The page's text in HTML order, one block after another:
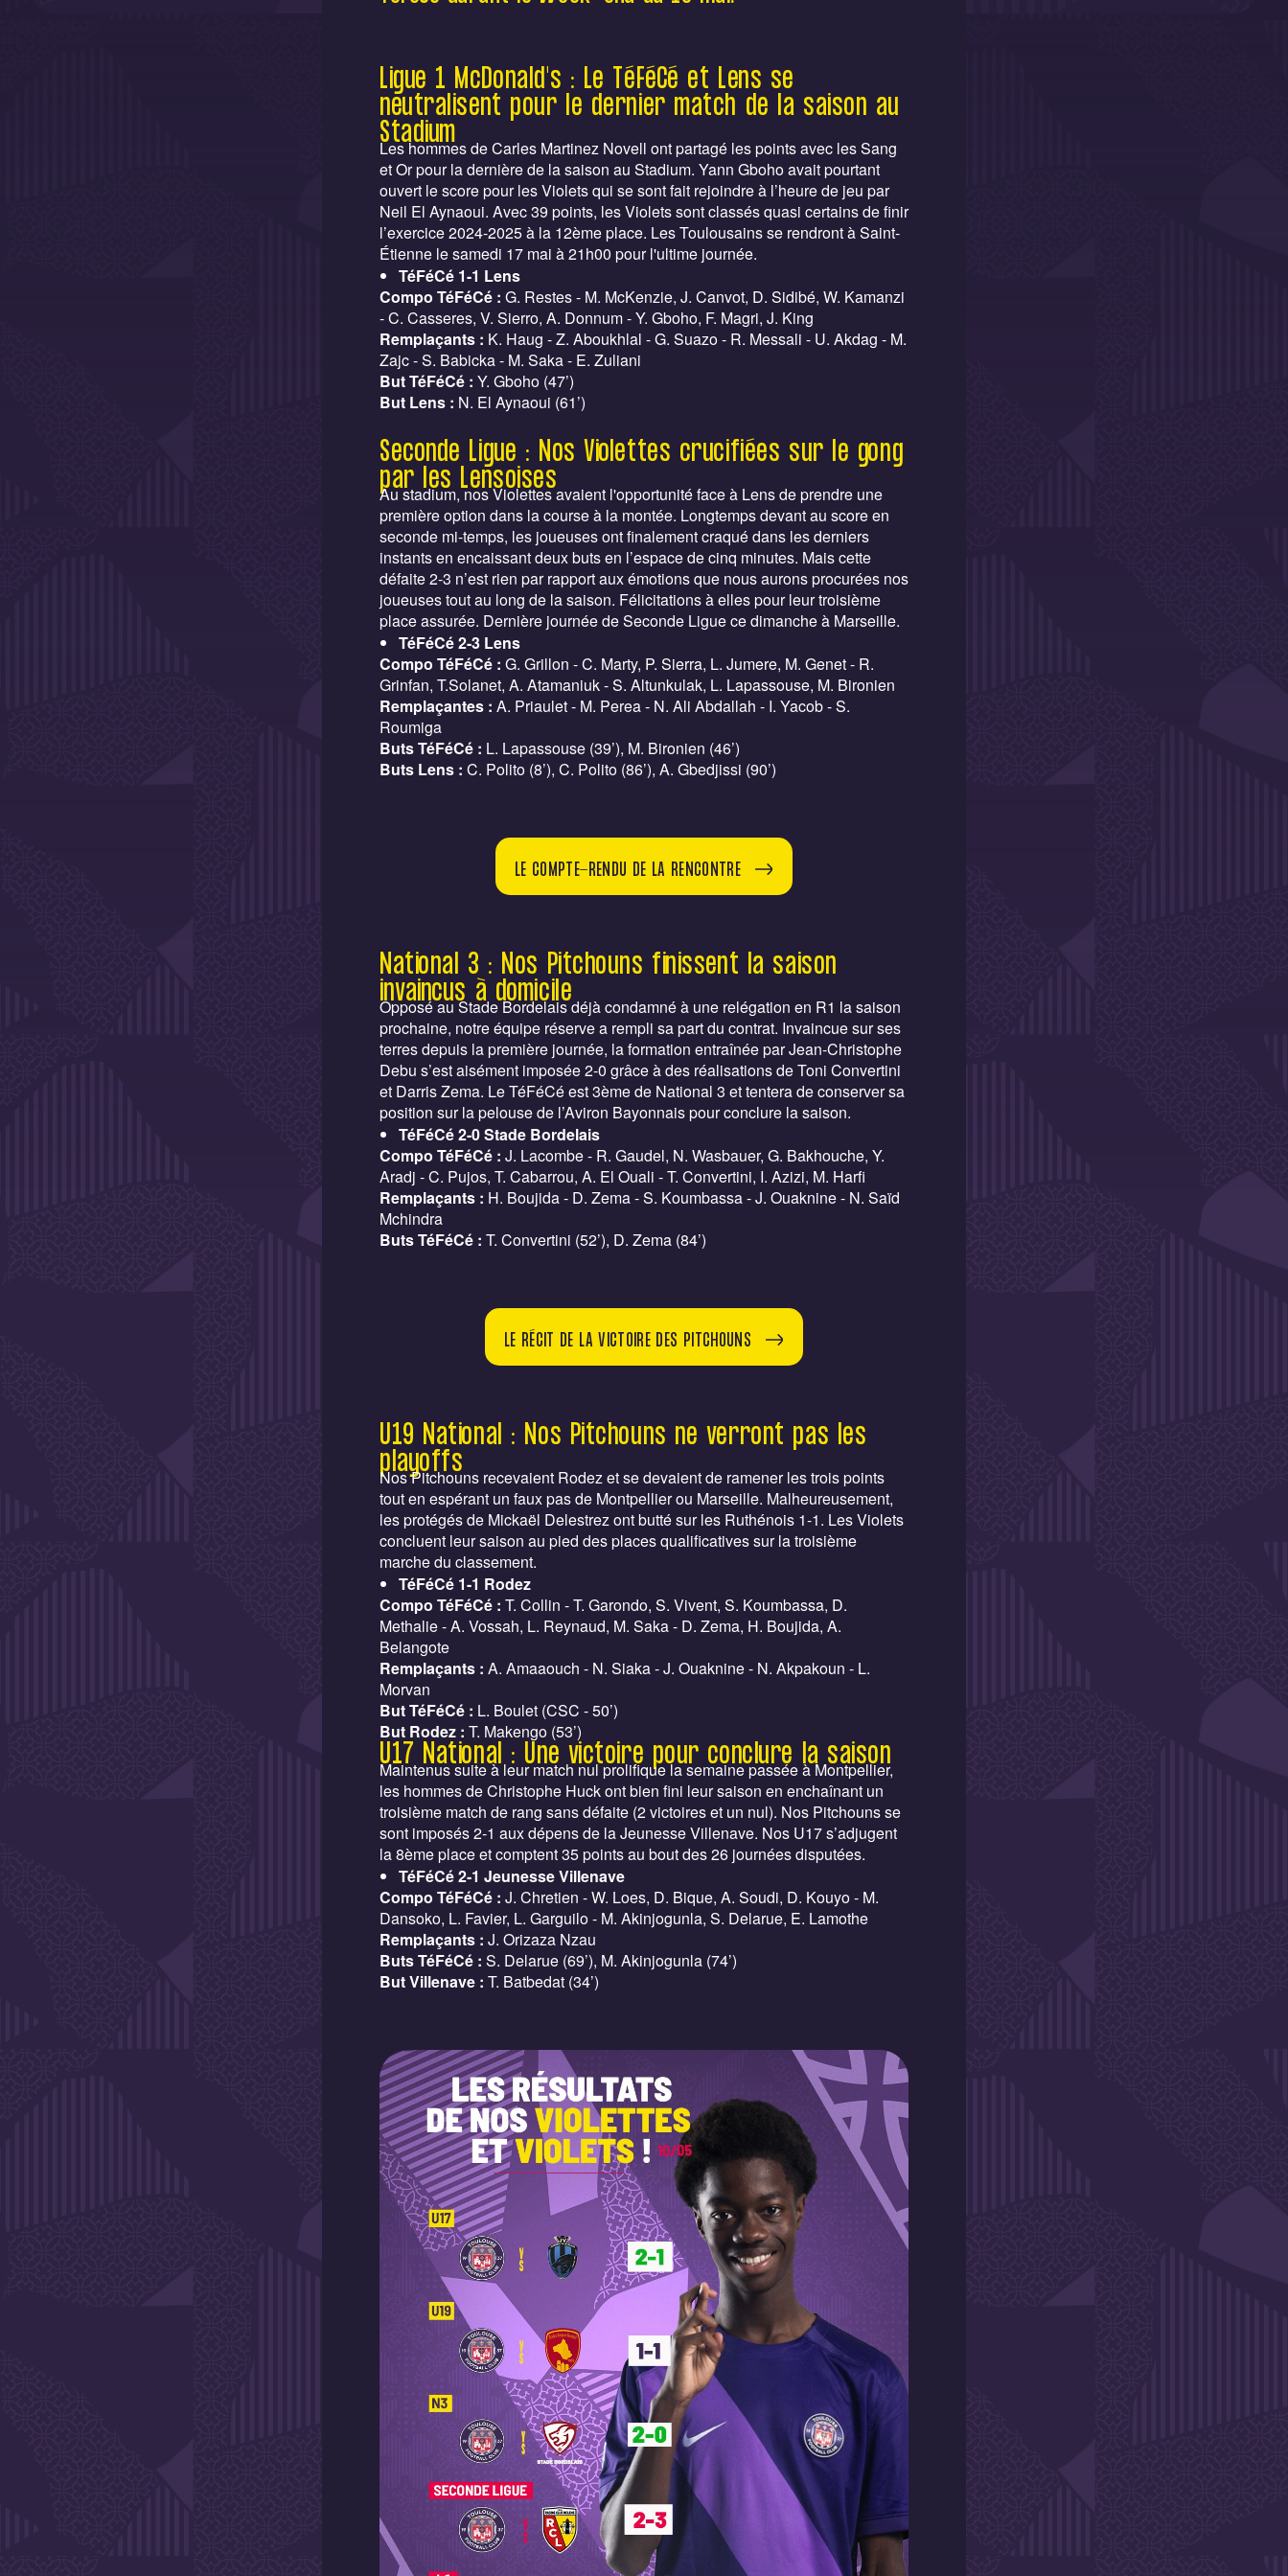
Ligue 1 McDonald's : Le TéFéCé et Lens se
neutralisent pour le dernier match de la saison au
Stadium
Les hommes de Carles Martinez Novell ont partagé les points avec les Sang
et Or pour la dernière de la saison au Stadium. Yann Gboho avait pourtant
ouvert le score pour les Violets qui se sont fait rejoindre à l’heure de jeu par
Neil El Aynaoui. Avec 39 points, les Violets sont classés quasi certains de finir
l’exercice 2024-2025 à la 12ème place. Les Toulousains se rendront à Saint-
Étienne le samedi 17 mai à 21h00 pour l'ultime journée.
TéFéCé 1-1 Lens
Compo TéFéCé : G. Restes - M. McKenzie, J. Canvot, D. Sidibé, W. Kamanzi
- C. Casseres, V. Sierro, A. Donnum - Y. Gboho, F. Magri, J. King
Remplaçants : K. Haug - Z. Aboukhlal - G. Suazo - R. Messali - U. Akdag - M.
Zajc - S. Babicka - M. Saka - E. Zuliani
But TéFéCé : Y. Gboho (47’)
But Lens : N. El Aynaoui (61’)
Seconde Ligue : Nos Violettes crucifiées sur le gong
par les Lensoises
Au stadium, nos Violettes avaient l'opportunité face à Lens de prendre une
première option dans la course à la montée. Longtemps devant au score en
seconde mi-temps, les joueuses ont finalement craqué dans les derniers
instants en encaissant deux buts en l’espace de cinq minutes. Mais cette
défaite 2-3 n’est rien par rapport aux émotions que nous aurons procurées nos
joueuses tout au long de la saison. Félicitations à elles pour leur troisième
place assurée. Dernière journée de Seconde Ligue ce dimanche à Marseille.
TéFéCé 2-3 Lens
Compo TéFéCé : G. Grillon - C. Marty, P. Sierra, L. Jumere, M. Genet - R.
Grinfan, T.Solanet, A. Atamaniuk - S. Altunkulak, L. Lapassouse, M. Bironien
Remplaçantes : A. Priaulet - M. Perea - N. Ali Abdallah - I. Yacob - S.
Roumiga
Buts TéFéCé : L. Lapassouse (39’), M. Bironien (46’)
Buts Lens : C. Polito (8’), C. Polito (86’), A. Gbedjissi (90’)
LE COMPTE-RENDU DE LA RENCONTRE
National 3 : Nos Pitchouns finissent la saison
invaincus à domicile
Opposé au Stade Bordelais déjà condamné à une relégation en R1 la saison
prochaine, notre équipe réserve a rempli sa part du contrat. Invaincue sur ses
terres depuis la première journée, la formation entraînée par Jean-Christophe
Debu s’est aisément imposée 2-0 grâce à des réalisations de Toni Convertini
et Darris Zema. Le TéFéCé est 3ème de National 3 et tentera de conserver sa
position sur la pelouse de l’Aviron Bayonnais pour conclure la saison.
TéFéCé 2-0 Stade Bordelais
Compo TéFéCé : J. Lacombe - R. Gaudel, N. Wasbauer, G. Bakhouche, Y.
Aradj - C. Pujos, T. Cabarrou, A. El Ouali - T. Convertini, I. Azizi, M. Harfi
Remplaçants : H. Boujida - D. Zema - S. Koumbassa - J. Ouaknine - N. Saïd
Mchindra
Buts TéFéCé : T. Convertini (52’), D. Zema (84’)
LE RÉCIT DE LA VICTOIRE DES PITCHOUNS
U19 National : Nos Pitchouns ne verront pas les
playoffs
Nos Pitchouns recevaient Rodez et se devaient de ramener les trois points
tout en espérant un faux pas de Montpellier ou Marseille. Malheureusement,
les protégés de Mickaël Delestrez ont butté sur les Ruthénois 1-1. Les Violets
concluent leur saison au pied des places qualificatives sur la troisième
marche du classement.
TéFéCé 1-1 Rodez
Compo TéFéCé : T. Collin - T. Garondo, S. Vivent, S. Koumbassa, D.
Methalie - A. Vossah, L. Reynaud, M. Saka - D. Zema, H. Boujida, A.
Belangote
Remplaçants : A. Amaaouch - N. Siaka - J. Ouaknine - N. Akpakoun - L.
Morvan
But TéFéCé : L. Boulet (CSC - 50’)
But Rodez : T. Makengo (53’)
U17 National : Une victoire pour conclure la saison
Maintenus suite à leur match nul prolifique la semaine passée à Montpellier,
les hommes de Christophe Huck ont bien fini leur saison en enchaînant un
troisième match de rang sans défaite (2 victoires et un nul). Nos Pitchouns se
sont imposés 2-1 aux dépens de la Jeunesse Villenave. Nos U17 s’adjugent
la 8ème place et comptent 35 points au bout des 26 journées disputées.
TéFéCé 2-1 Jeunesse Villenave
Compo TéFéCé : J. Chretien - W. Loes, D. Bique, A. Soudi, D. Kouyo - M.
Dansoko, L. Favier, L. Garguilo - M. Akinjogunla, S. Delarue, E. Lamothe
Remplaçants : J. Orizaza Nzau
Buts TéFéCé : S. Delarue (69’), M. Akinjogunla (74’)
But Villenave : T. Batbedat (34’)